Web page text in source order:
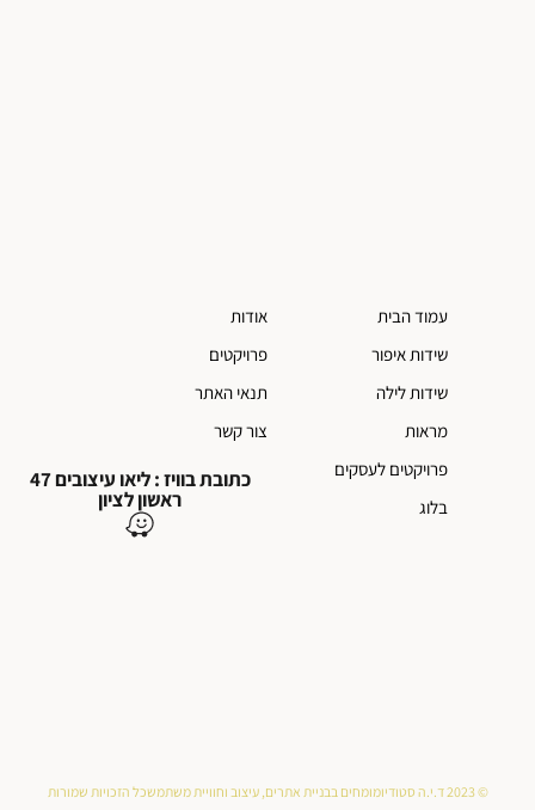
עמוד הבית
שידות איפור
שידות לילה
מראות
פרויקטים לעסקים
בלוג
אודות
פרויקטים
תנאי האתר
צור קשר
כתובת בוויז : ליאו עיצובים 47
ראשון לציון
© 2023 ד.י.ה סטודיו מומחים בבניית אתרים, עיצוב וחוויית משתמשכל הזכויות שמורות